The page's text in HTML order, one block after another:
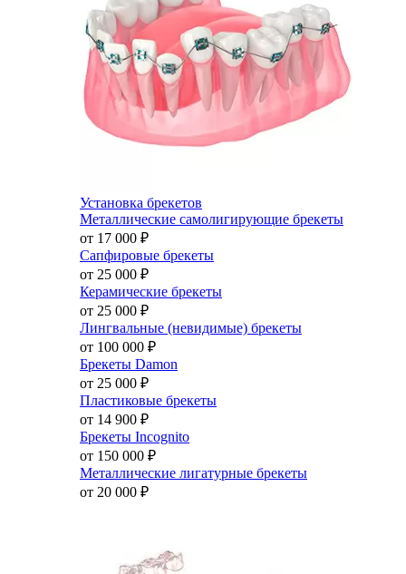
Установка брекетов
Металлические самолигирующие брекеты
от 17 000 ₽
Сапфировые брекеты
от 25 000 ₽
Керамические брекеты
от 25 000 ₽
Лингвальные (невидимые) брекеты
от 100 000 ₽
Брекеты Damon
от 25 000 ₽
Пластиковые брекеты
от 14 900 ₽
Брекеты Incognito
от 150 000 ₽
Металлические лигатурные брекеты
от 20 000 ₽